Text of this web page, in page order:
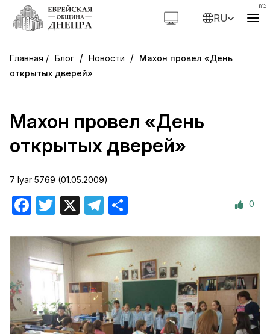
RU
Блог / Новости / Махон провел «День
открытых дверей»
Махон провел «День
открытых дверей»
7 Iyar 5769 (01.05.2009)
Facebook
Twitter Telegram 0